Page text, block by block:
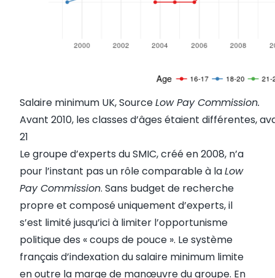
Salaire minimum UK, SourceLow Pay Commission.
Avant 2010, les classes d’âges étaient différentes,
21
Le groupe d’experts du SMIC, créé en 2008, n’a
pour l’instant pas un rôle comparable à laLow
Pay Commission. Sans budget de recherche
propre et composé uniquement d’experts, il
s’est limité jusqu’ici à limiter l’opportunisme
politique des « coups de pouce ». Le système
français d’indexation du salaire minimum limite
en outre la marge de manœuvre du groupe. En